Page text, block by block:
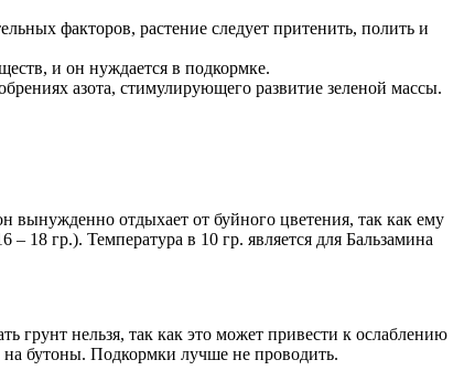
факторов, растение следует притенить, полить и
и он нуждается в подкормке.
азота, стимулирующего развитие зеленой массы.
вынужденно отдыхает от буйного цветения, так как ему
18 гр.). Температура в 10 гр. является для Бальзамина
грунт нельзя, так как это может привести к ослаблению
на бутоны. Подкормки лучше не проводить.